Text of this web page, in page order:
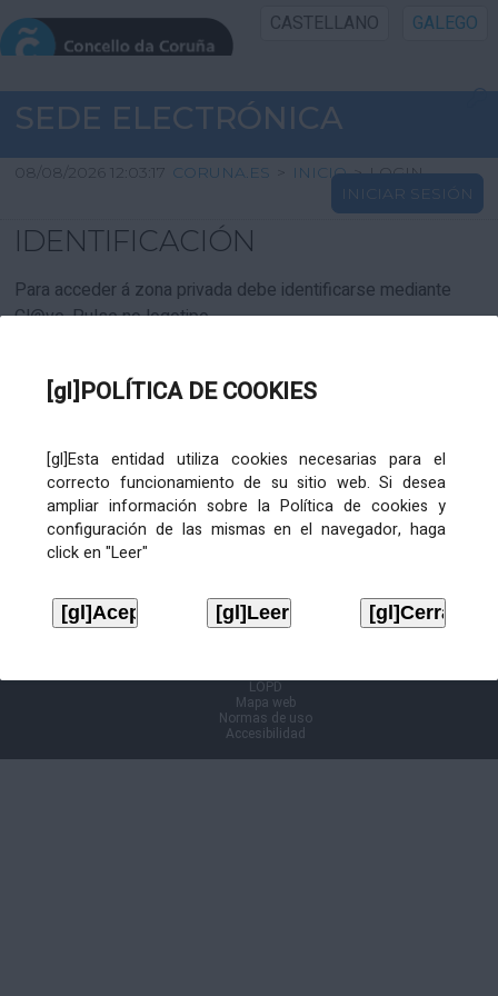
[gl]POLÍTICA DE COOKIES
[gl]Esta entidad utiliza cookies necesarias para el
correcto funcionamiento de su sitio web. Si desea
ampliar información sobre la Política de cookies y
configuración de las mismas en el navegador, haga
click en "Leer"
CASTELLANO GALEGO
INICIO SEDE
INICIO
INFORMACIÓN PÚBLICA
CARTAFOL CIDADÁN
SEDE ELECTRÓNICA
08/08/2026 12:03:17 CORUNA.ES > INICIO > LOGIN
INICIAR SESIÓN
IDENTIFICACIÓN
Para acceder á zona privada debe identificarse mediante
Cl@ve. Pulse no logotipo
LOPD
Mapa web
Normas de uso
Accesibilidad